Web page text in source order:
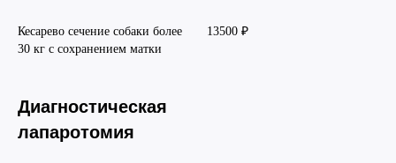
Кесарево сечение собаки более
30 кг с сохранением матки
13500 ₽
Диагностическая
лапаротомия